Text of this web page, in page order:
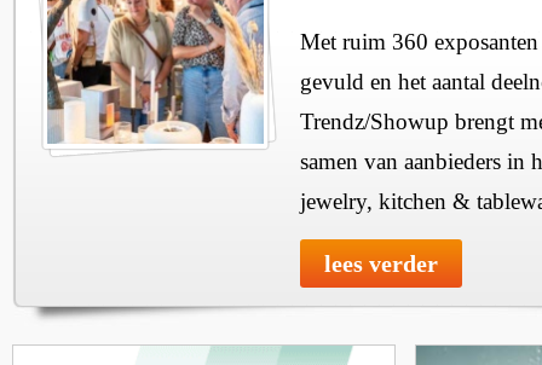
Met ruim 360
gevuld en het aantal
Trendz/Showup brengt
samen van aanbieders in
jewelry, kitchen &
lees verder